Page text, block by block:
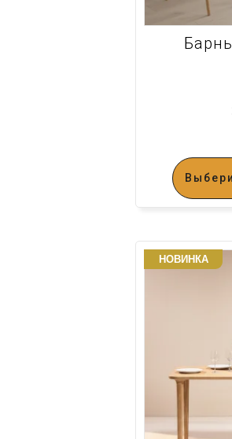
НОВИНКА